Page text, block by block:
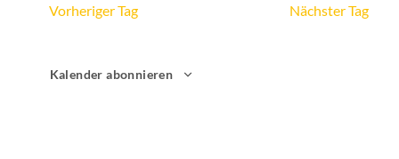
Vorheriger Tag Nächster Tag
Kalender abonnieren